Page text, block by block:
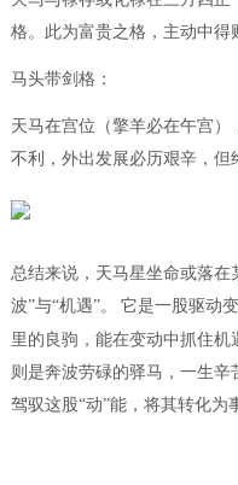
格。此为富贵之格，主动中得
马头带剑格：
天马在宫位（擎羊必在午宫
不利，外出发展必历艰辛，但
总结来说，天马星坐命或落在
波”与“机遇”。
它是一股驱动
里的良驹，能在变动中抓住机
则是奔波劳碌的驿马，一生
驾驭这股“动”能，将其转化为